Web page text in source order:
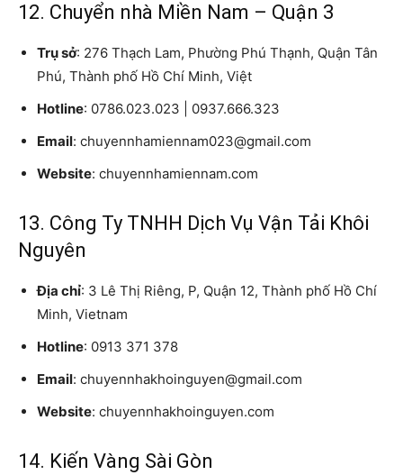
12. Chuyển nhà Miền Nam – Quận 3
Trụ sở: 276 Thạch Lam, Phường Phú Thạnh, Quận Tân
Phú, Thành phố Hồ Chí Minh, Việt
Hotline: 0786.023.023 | 0937.666.323
Email: chuyennhamiennam023@gmail.com
Website: chuyennhamiennam.com
13. Công Ty TNHH Dịch Vụ Vận Tải Khôi
Nguyên
Địa chỉ: 3 Lê Thị Riêng, P, Quận 12, Thành phố Hồ Chí
Minh, Vietnam
Hotline: 0913 371 378
Email: chuyennhakhoinguyen@gmail.com
Website: chuyennhakhoinguyen.com
14. Kiến Vàng Sài Gòn